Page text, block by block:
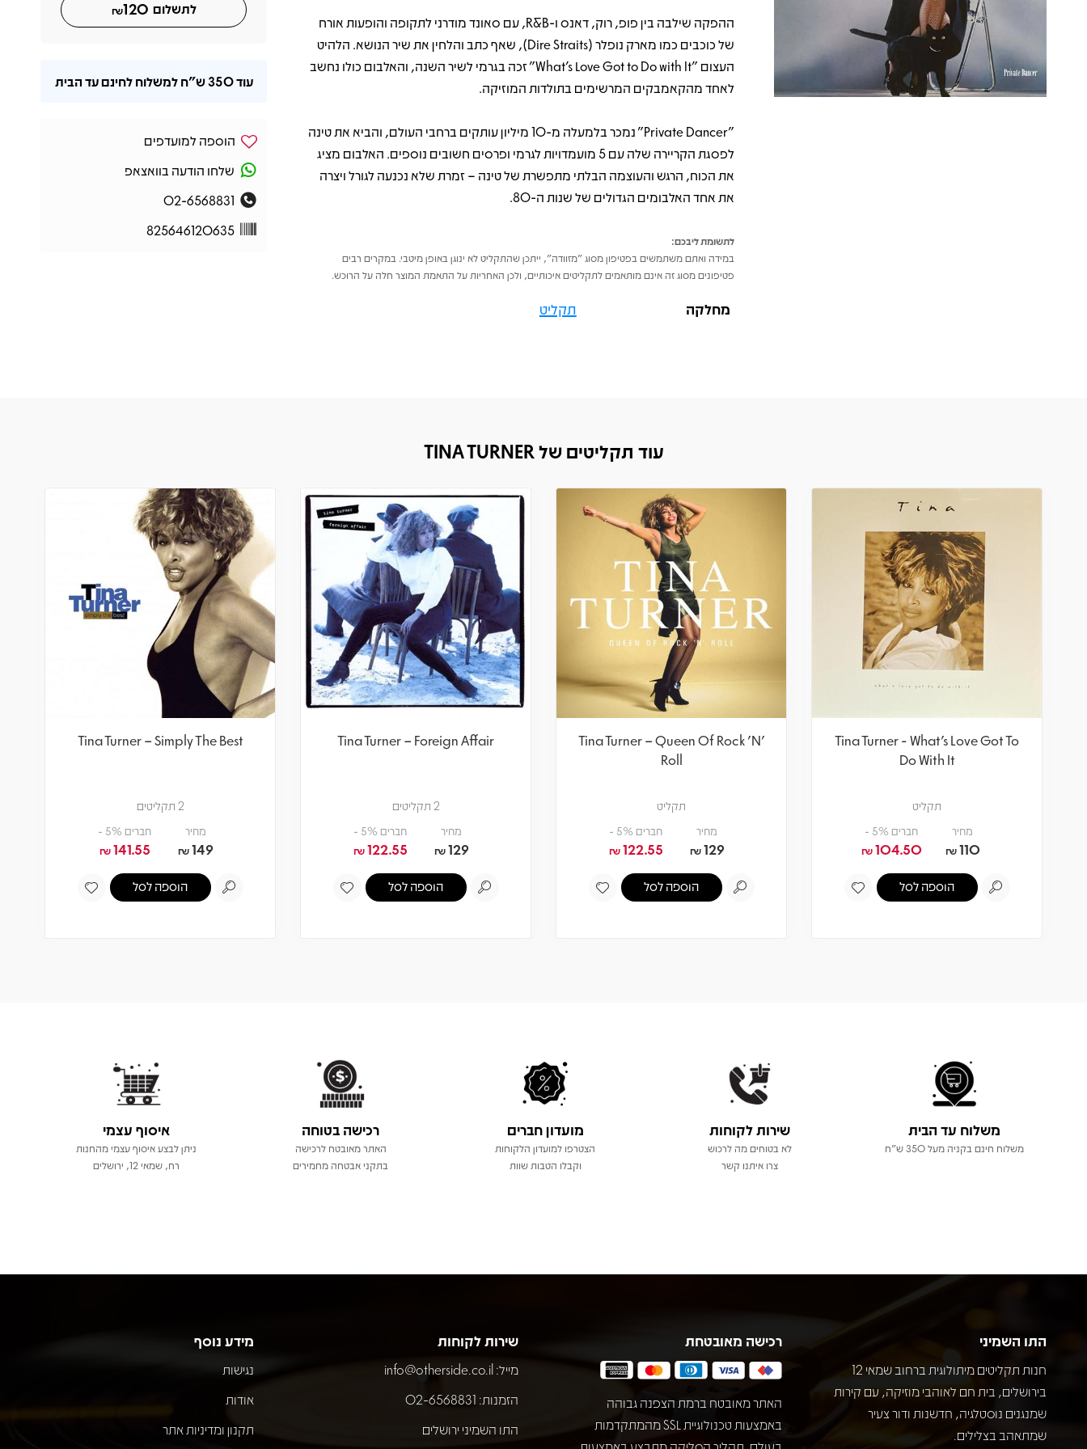
ההפקה שילבה בין פופ, רוק, דאנס ו-R&B, עם סאונד מודרני לתקופה והופעות אורח
של כוכבים כמו מארק נופלר (Dire Straits), שאף כתב והלחין את שיר הנושא. הלהיט
העצום "What's Love Got to Do with It" זכה בגרמי לשיר השנה, והאלבום כולו נחשב
לאחד מהקאמבקים המרשימים בתולדות המוזיקה.
"Private Dancer" נמכר בלמעלה מ-10 מיליון עותקים ברחבי העולם, והביא את טינה
לפסגת הקריירה שלה עם 5 מועמדויות לגרמי ופרסים חשובים נוספים. האלבום מציג
את הכוח, הרגש והעוצמה הבלתי מתפשרת של טינה – זמרת שלא נכנעה לגורל ויצרה
את אחד האלבומים הגדולים של שנות ה-80.
לתשומת ליבכם:
במידה ואתם משתמשים בפטיפון מסוג "מזוודה", ייתכן שהתקליט לא ינוגן באופן מיטבי. במקרים רבים
פטיפונים מסוג זה אינם מותאמים לתקליטים איכותיים, ולכן האחריות על התאמת המוצר חלה על הרוכש.
מחלקה תקליט
לתשלום 120
₪
עוד350 ש"ח למשלוח לחינם עד הבית
הוספה למועדפים
שלחו הודעה בוואצאפ
02-6568831
825646120635
עוד תקליטים של TINA TURNER
Tina Turner - What's Love Got To
Do With It
תקליט
מחיר
110
₪
חברים 5% -
104.50
₪
הוספה לסל
Tina Turner – Queen Of Rock 'N'
Roll
תקליט
מחיר
129
₪
חברים 5% -
122.55
₪
הוספה לסל
Tina Turner – Foreign Affair
2 תקליטים
מחיר
129
₪
חברים 5% -
122.55
₪
הוספה לסל
Tina Turner – Simply The Best
2 תקליטים
מחיר
149
₪
חברים 5% -
141.55
₪
הוספה לסל
משלוח עד הבית
משלוח חינם בקניה מעל 350 ש"ח
שירות לקוחות
לא בטוחים מה לרכוש
צרו איתנו קשר
מועדון חברים
הצטרפו למועדון הלקוחות
וקבלו הטבות שוות
רכישה בטוחה
האתר מאובטח לרכישה
בתקני אבטחה מחמירים
איסוף עצמי
ניתן לבצע איסוף עצמי מהחנות
רח, שמאי 12, ירושלים
התו השמיני
חנות תקליטים מיתולוגית ברחוב שמאי 12
בירושלים, בית חם לאוהבי מוזיקה, עם קירות
שמנגנים נוסטלגיה, חדשנות ודור צעיר
שמתאהב בצלילים.
רכישה מאובטחת
האתר מאובטח ברמת הצפנה גבוהה
באמצעות טכנולוגיית SSL מהמתקדמות
שירות לקוחות
מייל: info@otherside.co.il
הזמנות: 02-6568831
התו השמיני ירושלים
מידע נוסף
נגישות
אודות
תקנון ומדיניות אתר